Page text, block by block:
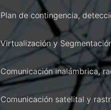
Plan de contingencia,
Virtualización y
Comunicación inalámbrica,
Comunicación satelital y